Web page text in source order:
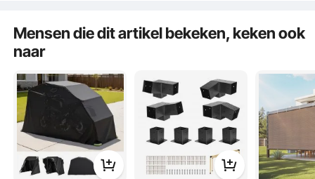
Mensen die dit artikel bekeken, keken ook
naar